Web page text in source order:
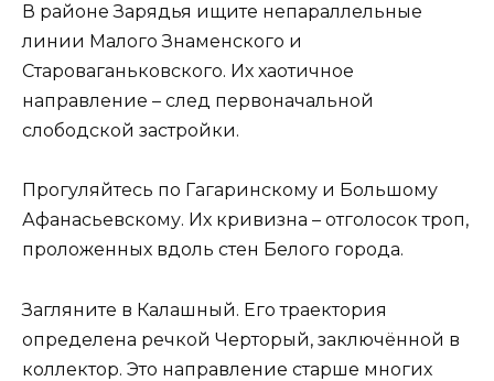
В районе Зарядья ищите непараллельные
линии Малого Знаменского и
Староваганьковского. Их хаотичное
направление – след первоначальной
слободской застройки.
Прогуляйтесь по Гагаринскому и Большому
Афанасьевскому. Их кривизна – отголосок троп,
проложенных вдоль стен Белого города.
Загляните в Калашный. Его траектория
определена речкой Черторый, заключённой в
коллектор. Это направление старше многих